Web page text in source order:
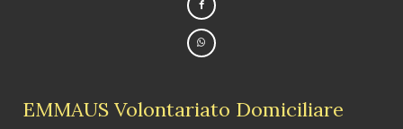
EMMAUS Volontariato Domiciliare